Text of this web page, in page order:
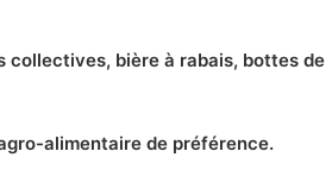
collectives, bière à rabais, bottes de
alimentaire de préférence.